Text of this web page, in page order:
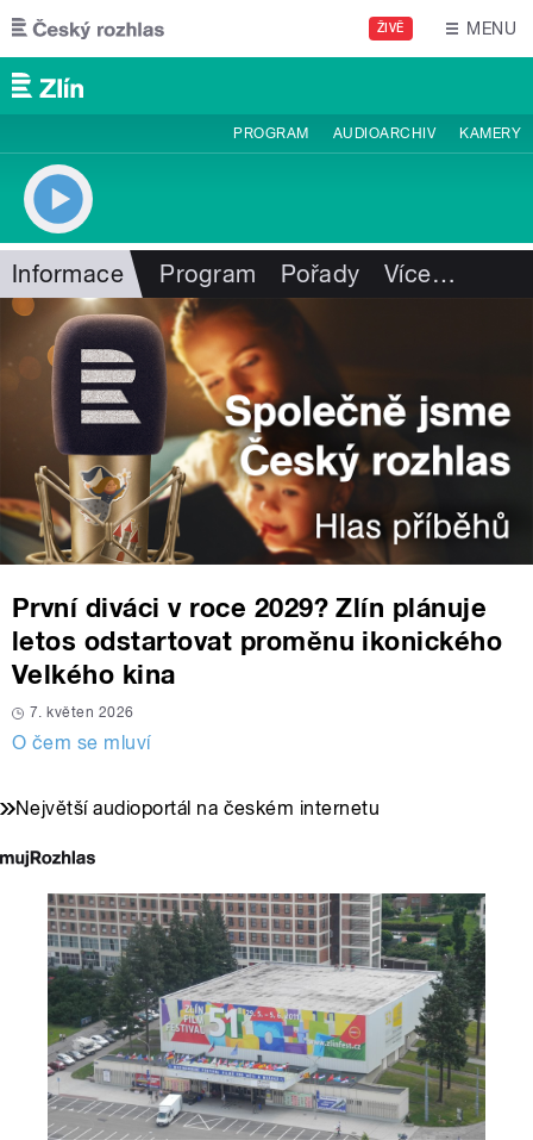
Přejít k hlavnímu obsahu
ŽIVĚ MENU
PROGRAM AUDIOARCHIV KAMERY
Informace Program Pořady Více…
První diváci v roce 2029? Zlín plánuje
letos odstartovat proměnu ikonického
Velkého kina
7. květen 2026
O čem se mluví
Největší audioportál na českém internetu